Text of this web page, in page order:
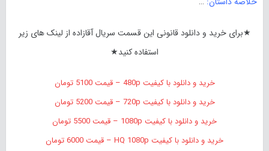
★برای خرید و دانلود قانونی این قسمت سریال آقازاده از لینک های زیر
استفاده کنید★
خرید و دانلود با کیفیت 480p – قیمت 5100 تومان
خرید و دانلود با کیفیت 720p – قیمت 5200 تومان
خرید و دانلود با کیفیت 1080p – قیمت 5500 تومان
خرید و دانلود با کیفیت HQ 1080p – قیمت 6000 تومان